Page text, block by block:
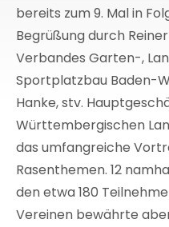
bereits zum 9. Mal in
Begrüßung durch
Verbandes Garten-,
Sportplatzbau Baden-
Hanke, stv.
Württembergischen
das umfangreiche
Rasenthemen. 12
den etwa 180
Vereinen bewährte